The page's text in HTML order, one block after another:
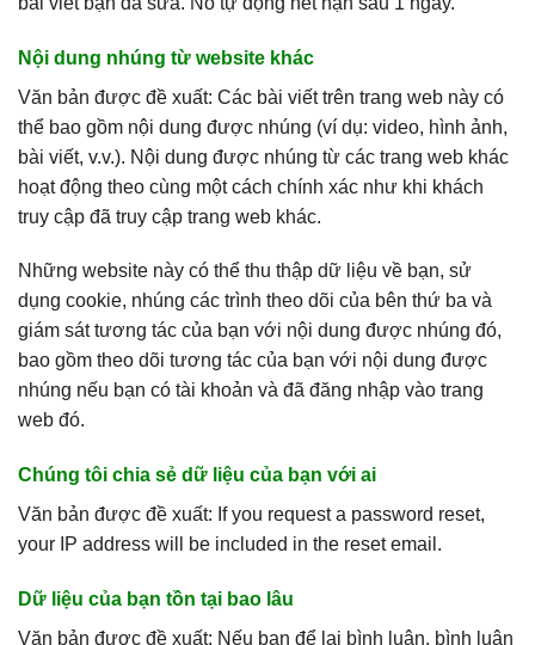
Nội dung nhúng từ website khác
Văn bản được đề xuất: Các bài viết trên trang web này có
thể bao gồm nội dung được nhúng (ví dụ: video, hình ảnh,
bài viết, v.v.). Nội dung được nhúng từ các trang web khác
hoạt động theo cùng một cách chính xác như khi khách
truy cập đã truy cập trang web khác.
Những website này có thể thu thập dữ liệu về bạn, sử
dụng cookie, nhúng các trình theo dõi của bên thứ ba và
giám sát tương tác của bạn với nội dung được nhúng đó,
bao gồm theo dõi tương tác của bạn với nội dung được
nhúng nếu bạn có tài khoản và đã đăng nhập vào trang
web đó.
Chúng tôi chia sẻ dữ liệu của bạn với ai
Văn bản được đề xuất: If you request a password reset,
your IP address will be included in the reset email.
Dữ liệu của bạn tồn tại bao lâu
Văn bản được đề xuất: Nếu bạn để lại bình luận, bình luận